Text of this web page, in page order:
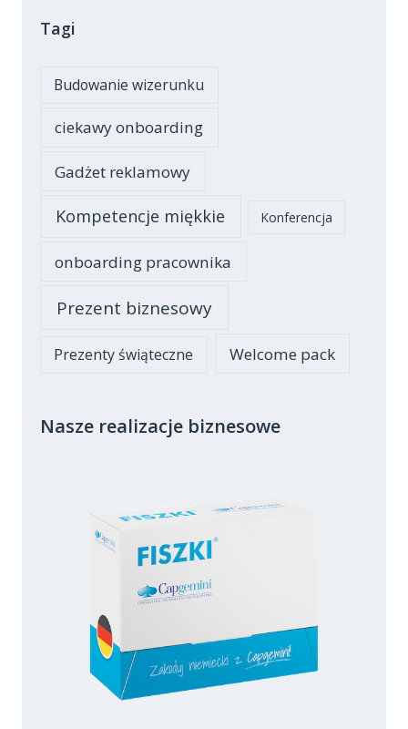
Tagi
Budowanie wizerunku
ciekawy onboarding
Gadżet reklamowy
Kompetencje miękkie Konferencja
onboarding pracownika
Prezent biznesowy
Prezenty świąteczne Welcome pack
Nasze realizacje biznesowe